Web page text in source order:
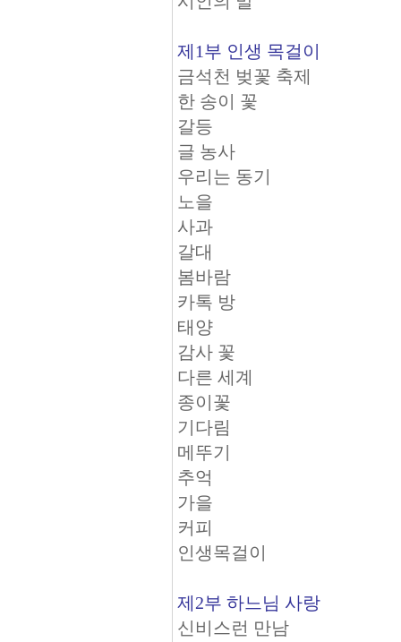
제1부 인생 목걸이
금석천 벚꽃 축제
한 송이 꽃
갈등
글 농사
우리는 동기
노을
사과
갈대
봄바람
카톡 방
태양
감사 꽃
다른 세계
종이꽃
기다림
메뚜기
추억
가을
커피
인생목걸이
제2부 하느님 사랑
신비스런 만남